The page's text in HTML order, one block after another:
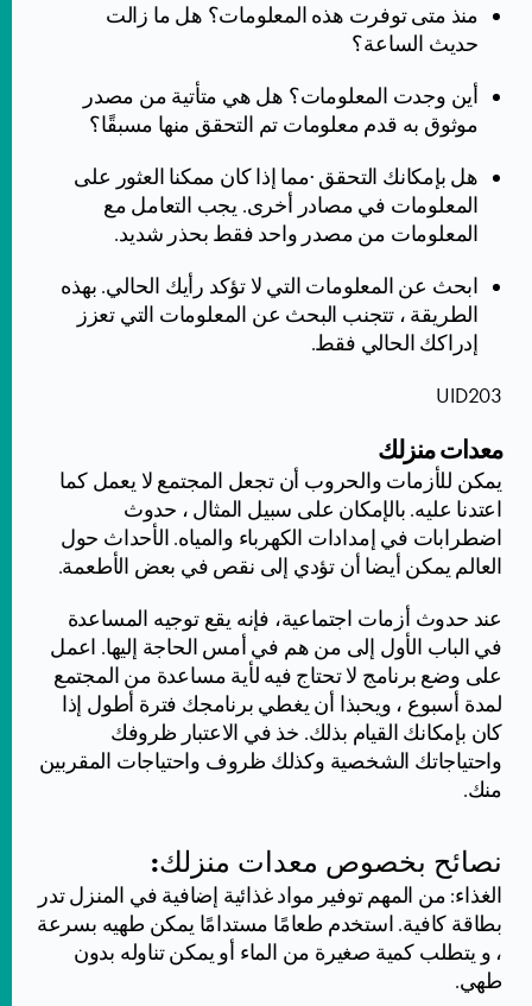
منذ متى توفرت هذه المعلومات؟ هل ما زالت
حديث الساعة؟
أين وجدت المعلومات؟ هل هي متأتية من مصدر
موثوق به قدم معلومات تم التحقق منها مسبقًا؟
هل بإمكانك التحقق ·مما إذا كان ممكنا العثور على
المعلومات في مصادر أخرى. يجب التعامل مع
المعلومات من مصدر واحد فقط بحذر شديد.
ابحث عن المعلومات التي لا تؤكد رأيك الحالي. بهذه
الطريقة ، تتجنب البحث عن المعلومات التي تعزز
إدراكك الحالي فقط.
UID203
معدات منزلك
يمكن للأزمات والحروب أن تجعل المجتمع لا يعمل كما
اعتدنا عليه. بالإمكان على سبيل المثال ، حدوث
اضطرابات في إمدادات الكهرباء والمياه. الأحداث حول
العالم يمكن أيضا أن تؤدي إلى نقص في بعض الأطعمة.
عند حدوث أزمات اجتماعية، فإنه يقع توجيه المساعدة
في الباب الأول إلى من هم في أمس الحاجة إليها. اعمل
على وضع برنامج لا تحتاج فيه لأية مساعدة من المجتمع
لمدة أسبوع ، ويحبذا أن يغطي برنامجك فترة أطول إذا
كان بإمكانك القيام بذلك. خذ في الاعتبار ظروفك
واحتياجاتك الشخصية وكذلك ظروف واحتياجات المقربين
منك.
نصائح بخصوص معدات منزلك:
الغذاء: من المهم توفير مواد غذائية إضافية في المنزل تدر
بطاقة كافية. استخدم طعامًا مستدامًا يمكن طهيه بسرعة
، و يتطلب كمية صغيرة من الماء أو يمكن تناوله بدون
طهي.